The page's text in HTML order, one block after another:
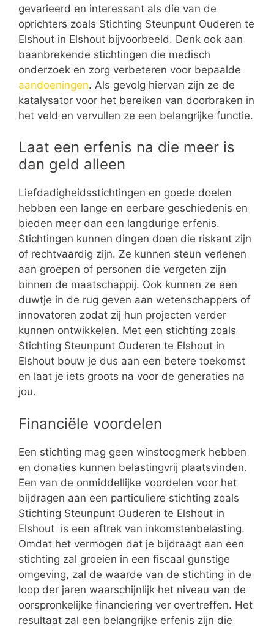
gevarieerd en interessant als die van de
oprichters zoals Stichting Steunpunt Ouderen te
Elshout in Elshout bijvoorbeeld. Denk ook aan
baanbrekende stichtingen die medisch
onderzoek en zorg verbeteren voor bepaalde
aandoeningen. Als gevolg hiervan zijn ze de
katalysator voor het bereiken van doorbraken in
het veld en vervullen ze een belangrijke functie.
Laat een erfenis na die meer is
dan geld alleen
Liefdadigheidsstichtingen en goede doelen
hebben een lange en eerbare geschiedenis en
bieden meer dan een langdurige erfenis.
Stichtingen kunnen dingen doen die riskant zijn
of rechtvaardig zijn. Ze kunnen steun verlenen
aan groepen of personen die vergeten zijn
binnen de maatschappij. Ook kunnen ze een
duwtje in de rug geven aan wetenschappers of
innovatoren zodat zij hun projecten verder
kunnen ontwikkelen. Met een stichting zoals
Stichting Steunpunt Ouderen te Elshout in
Elshout bouw je dus aan een betere toekomst
en laat je iets groots na voor de generaties na
jou.
Financiële voordelen
Een stichting mag geen winstoogmerk hebben
en donaties kunnen belastingvrij plaatsvinden.
Een van de onmiddellijke voordelen voor het
bijdragen aan een particuliere stichting zoals
Stichting Steunpunt Ouderen te Elshout in
Elshout is een aftrek van inkomstenbelasting.
Omdat het vermogen dat je bijdraagt aan een
stichting zal groeien in een fiscaal gunstige
omgeving, zal de waarde van de stichting in de
loop der jaren waarschijnlijk het niveau van de
oorspronkelijke financiering ver overtreffen. Het
resultaat zal een belangrijke erfenis zijn die